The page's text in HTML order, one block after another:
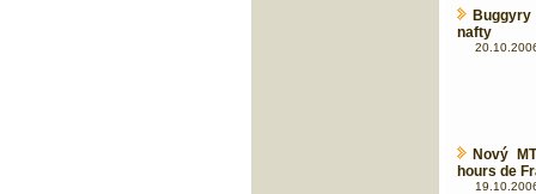
nafty
Nový
hours de